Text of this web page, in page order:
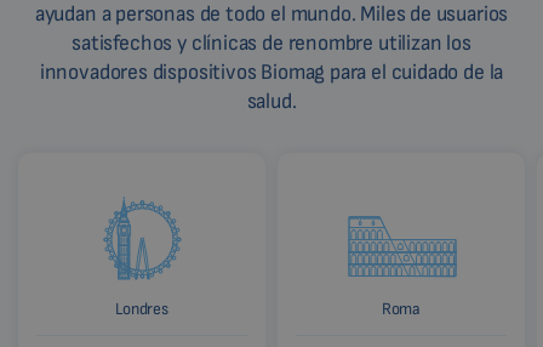
ayudan a personas de todo el mundo. Miles de usuarios
satisfechos y clínicas de renombre utilizan los
innovadores dispositivos Biomag para el cuidado de la
salud.
Londres Roma